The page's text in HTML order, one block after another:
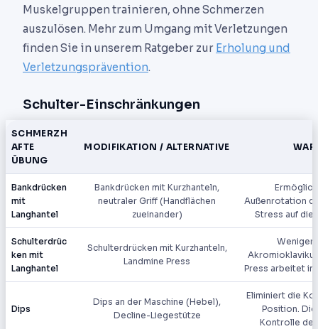
Muskelgruppen trainieren, ohne Schmerzen
auszulösen. Mehr zum Umgang mit Verletzungen
finden Sie in unserem Ratgeber zur Erholung und
Verletzungsprävention.
Schulter-Einschränkungen
SCHMERZH
AFTE
ÜBUNG
MODIFIKATION / ALTERNATIVE
Bankdrücken
mit
Langhantel
Bankdrücken mit Kurzhanteln,
neutraler Griff (Handflächen
zueinander)
Außenrotation
Stress auf die
Schulterdrüc
ken mit
Langhantel
Schulterdrücken mit Kurzhanteln,
Landmine Press
Weniger
Press arbeitet in
Dips
Dips an der Maschine (Hebel),
Decline-Liegestütze
Eliminiert die
Position.
Kontrolle